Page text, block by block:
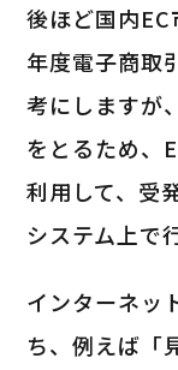
後ほど国内
年度電子商取
考にしますが
をとるため、
利用して、受
システム上で
インターネッ
ち、例えば「